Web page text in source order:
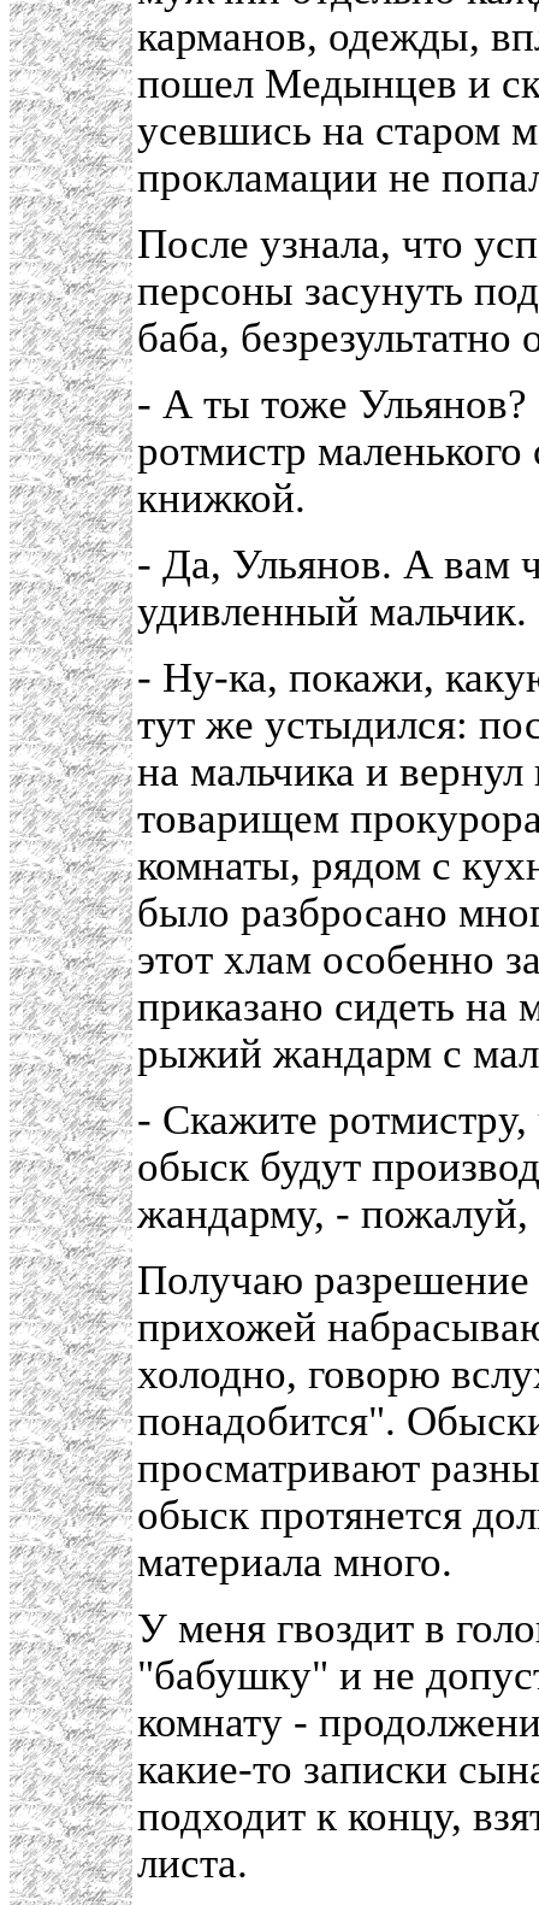
карманов, одежды,
пошел Медынцев и
усевшись на старом
прокламации не
После узнала, что
персоны засунуть
баба,
- А ты тоже
ротмистр
книжкой.
- Да, Ульянов. А вам
удивленный мальчик.
- Ну-ка, покажи,
тут же устыдился:
на мальчика и
товарищем
комнаты, рядом с
было разбросано
этот хлам особенно
приказано сидеть на
рыжий жандарм с
- Скажите
обыск будут
жандарму, - пожалуй,
Получаю разрешение
прихожей
холодно, говорю
понадобится".
просматривают
обыск протянется
материала много.
У меня гвоздит в
"бабушку" и не
комнату -
какие-то записки
подходит к концу,
листа.